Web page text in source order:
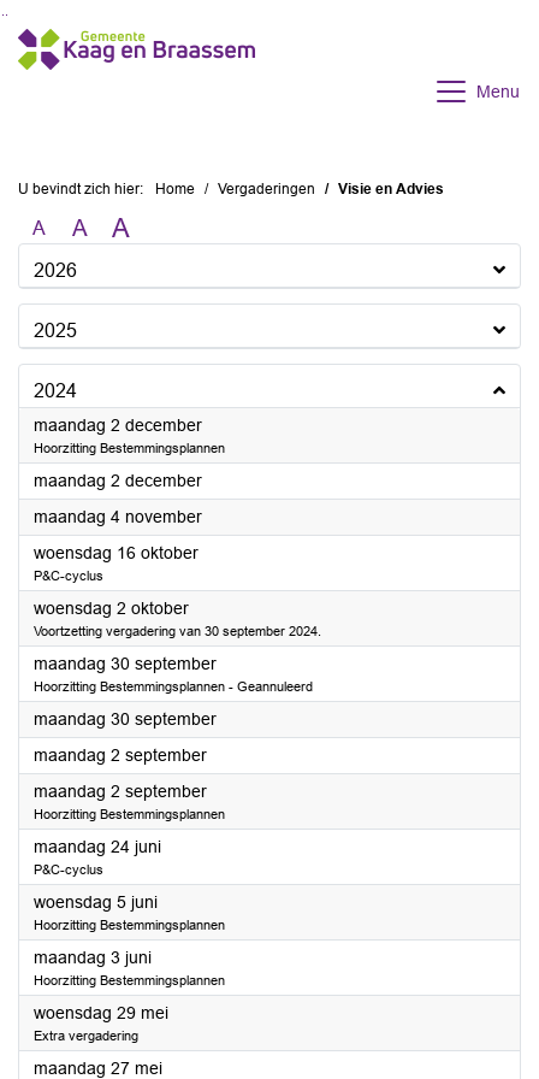
Ga naar de inhoud van deze pagina
Ga naar het zoeken
Ga naar het menu
Menu
U bevindt zich hier: Home Vergaderingen Visie en Advies
A A A
2026
2025
2024
maandag 2 december2024
Hoorzitting Bestemmingsplannen
maandag 2 december2024
maandag 4 november2024
woensdag 16 oktober2024
P&C-cyclus
woensdag 2 oktober2024
Voortzetting vergadering van 30 september 2024.
maandag 30 september2024
Hoorzitting Bestemmingsplannen - Geannuleerd
maandag 30 september2024
maandag 2 september2024
maandag 2 september2024
Hoorzitting Bestemmingsplannen
maandag 24 juni2024
P&C-cyclus
woensdag 5 juni2024
Hoorzitting Bestemmingsplannen
maandag 3 juni2024
Hoorzitting Bestemmingsplannen
woensdag 29 mei2024
Extra vergadering
maandag 27 mei2024